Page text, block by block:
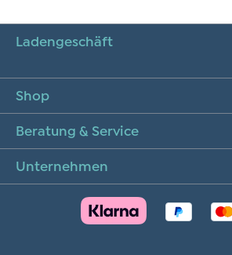
Ladengeschäft
Shop
Beratung & Service
Unternehmen